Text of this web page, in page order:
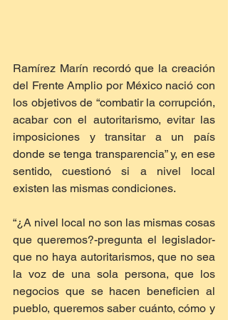
Ramírez Marín recordó que la creación
del Frente Amplio por México nació con
los objetivos de “combatir la corrupción,
acabar con el autoritarismo, evitar las
imposiciones y transitar a un país
donde se tenga transparencia” y, en ese
sentido, cuestionó si a nivel local
existen las mismas condiciones.
“¿A nivel local no son las mismas cosas
que queremos?-pregunta el legislador-
que no haya autoritarismos, que no sea
la voz de una sola persona, que los
negocios que se hacen beneficien al
pueblo, queremos saber cuánto, cómo y